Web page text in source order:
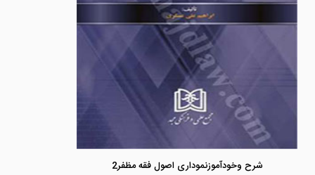
شرح وخودآموزنموداری اصول فقه مظفر2